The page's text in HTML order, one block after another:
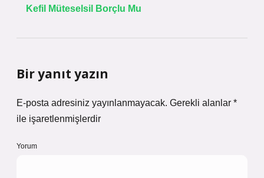
Kefil Müteselsil Borçlu Mu
Bir yanıt yazın
E-posta adresiniz yayınlanmayacak. Gerekli alanlar *
ile işaretlenmişlerdir
Yorum